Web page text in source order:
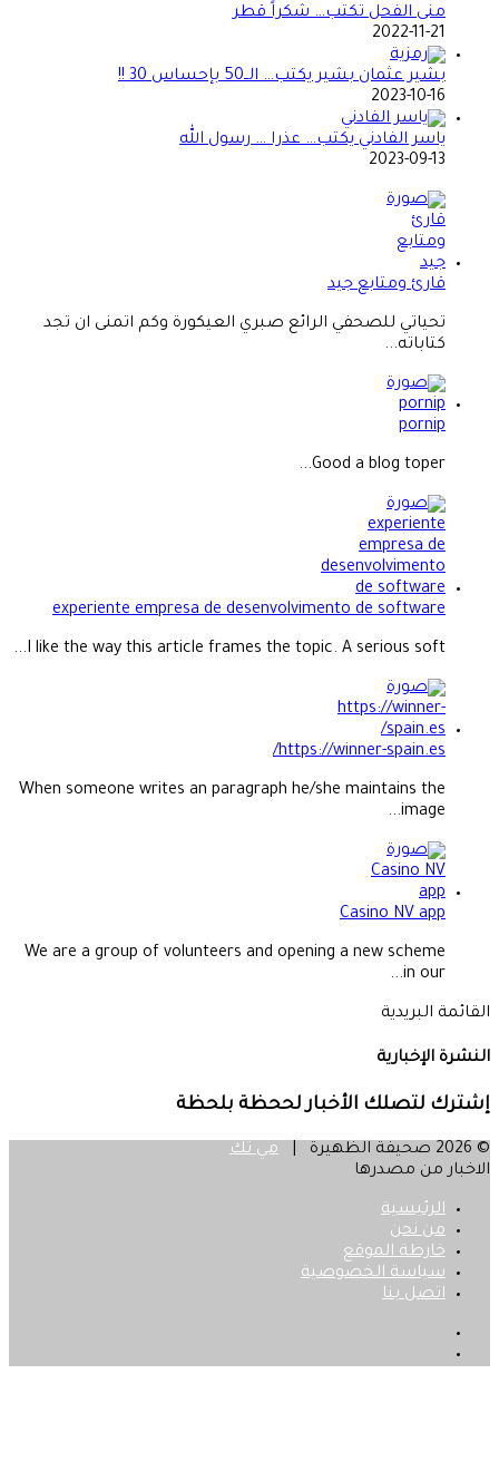
منى الفحل تكتب… شكراً قطر
2022-11-21
بشير عثمان بشير يكتب… الــ50 بإحساس 30 !!
2023-10-16
ياسر الفادني يكتب… عذرا … رسول الله
2023-09-13
قارئ ومتابع جيد
تحياتي للصحفي الرائع صبري العيكورة وكم اتمنى ان تجد
كتاباته...
pornip
Good a blog toper...
experiente empresa de desenvolvimento de software
I like the way this article frames the topic. A serious soft...
https://winner-spain.es/
When someone writes an paragraph he/she maintains the
image...
Casino NV app
We are a group of volunteers and opening a new scheme
in our...
القائمة البريدية
النشرة الإخبارية
إشترك لتصلك الأخبار لححظة بلحظة
© 2026 صحيفة الظهيرة |
مي تك
الاخبار من مصدرها
الرئيسية
من نحن
خارطة الموقع
سياسة الخصوصية
اتصل بنا